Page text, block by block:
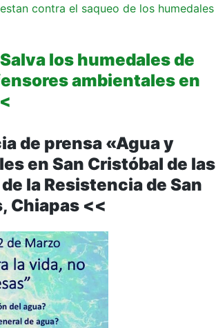
contra el saqueo de los humedales
los humedales de
ambientales en
de prensa «Agua y
en San Cristóbal de las
la Resistencia de San
Chiapas <<